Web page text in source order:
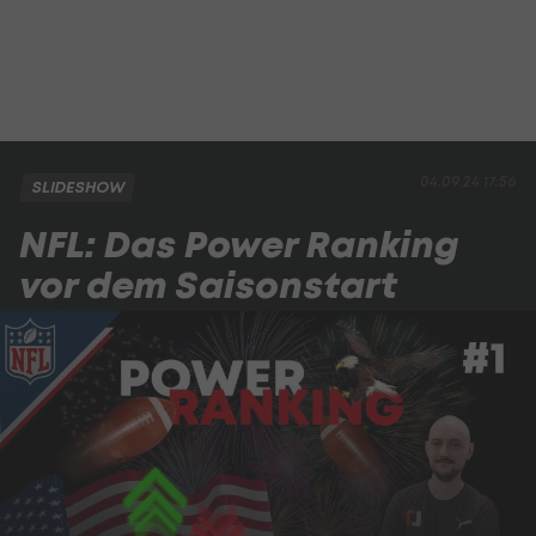
SLIDESHOW
NFL: Das Power Ranking
vor dem Saisonstart